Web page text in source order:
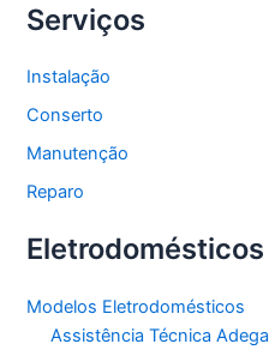
Serviços
Instalação
Conserto
Manutenção
Reparo
Eletrodomésticos
Modelos Eletrodomésticos
Assistência Técnica Adega